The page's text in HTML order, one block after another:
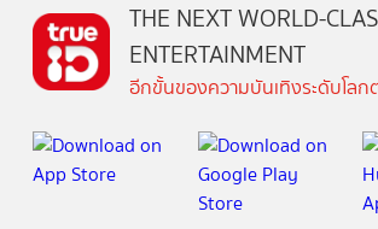
THE NEXT WORLD-
ENTERTAINMENT
อีกขั้นของความบันเทิงระดับโล